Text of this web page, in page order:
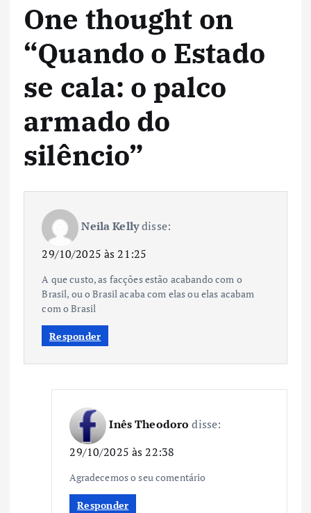
One thought on
“Quando o Estado
se cala: o palco
armado do
silêncio”
Neila Kellydisse:
29/10/2025 às 21:25
A que custo, as facções estão acabando com o
Brasil, ou o Brasil acaba com elas ou elas acabam
com o Brasil
Responder
Inês Theodoro disse:
29/10/2025 às 22:38
Agradecemos o seu comentário
Responder